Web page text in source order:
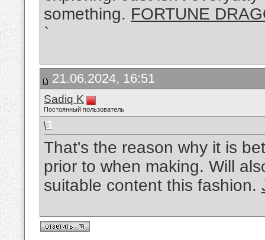
something. FORTUNE
`
21.06.2024, 16:51
Sadiq K
Постоянный пользователь
That's the reason why it is
prior to when making. Will
suitable content this fashion.